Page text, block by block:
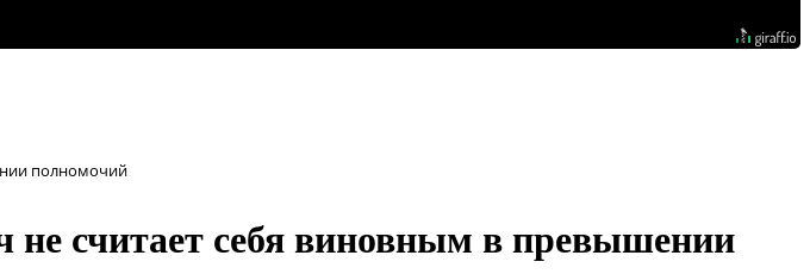
полномочий
считает себя виновным в превышении